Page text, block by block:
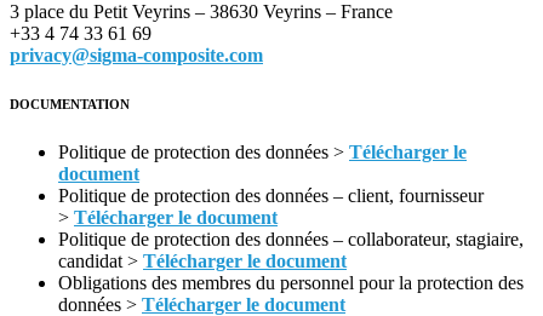
3 place du Petit Veyrins – 38630 Veyrins – France
+33 4 74 33 61 69
privacy@sigma-composite.com
DOCUMENTATION
Politique de protection des données > Télécharger le
document
Politique de protection des données – client, fournisseur
> Télécharger le document
Politique de protection des données – collaborateur, stagiaire,
candidat > Télécharger le document
Obligations des membres du personnel pour la protection des
données > Télécharger le document